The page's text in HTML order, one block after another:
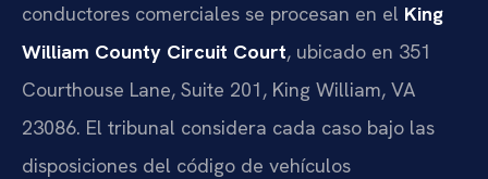
conductores comerciales se procesan en el King
William County Circuit Court, ubicado en 351
Courthouse Lane, Suite 201, King William, VA
23086. El tribunal considera cada caso bajo las
disposiciones del código de vehículos